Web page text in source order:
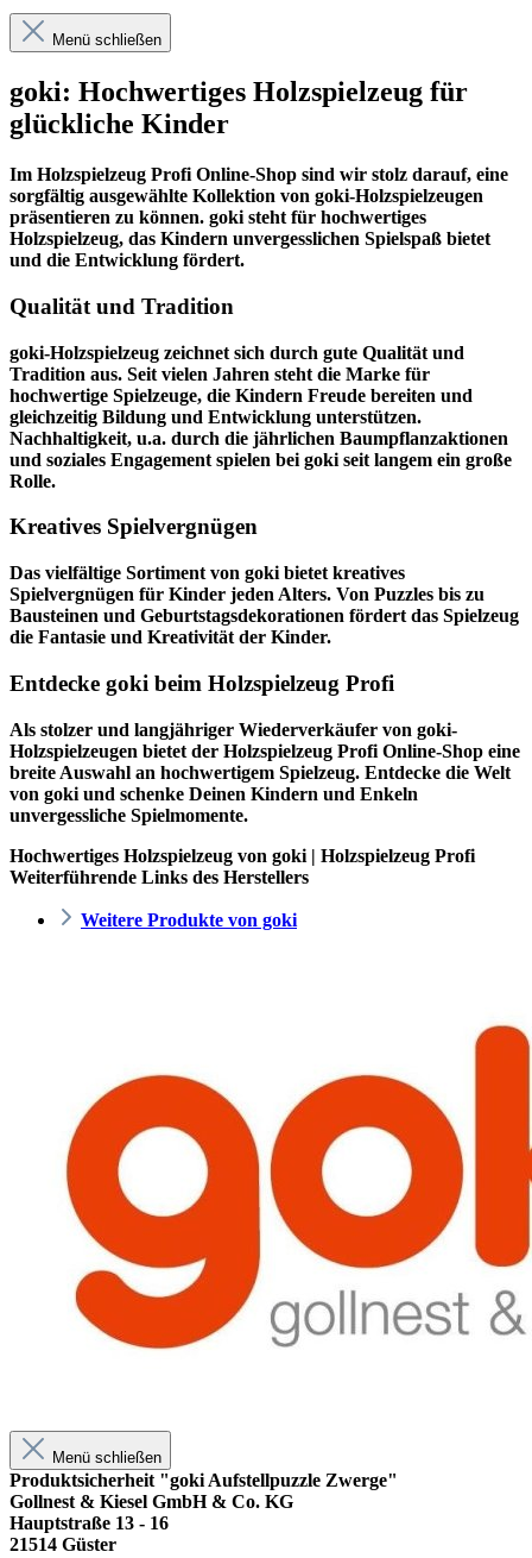
Menü schließen
goki: Hochwertiges Holzspielzeug für
glückliche Kinder
Im Holzspielzeug Profi Online-Shop sind wir stolz darauf, eine
sorgfältig ausgewählte Kollektion von goki-Holzspielzeugen
präsentieren zu können. goki steht für hochwertiges
Holzspielzeug, das Kindern unvergesslichen Spielspaß bietet
und die Entwicklung fördert.
Qualität und Tradition
goki-Holzspielzeug zeichnet sich durch gute Qualität und
Tradition aus. Seit vielen Jahren steht die Marke für
hochwertige Spielzeuge, die Kindern Freude bereiten und
gleichzeitig Bildung und Entwicklung unterstützen.
Nachhaltigkeit, u.a. durch die jährlichen Baumpflanzaktionen
und soziales Engagement spielen bei goki seit langem ein große
Rolle.
Kreatives Spielvergnügen
Das vielfältige Sortiment von goki bietet kreatives
Spielvergnügen für Kinder jeden Alters. Von Puzzles bis zu
Bausteinen und Geburtstagsdekorationen fördert das Spielzeug
die Fantasie und Kreativität der Kinder.
Entdecke goki beim Holzspielzeug Profi
Als stolzer und langjähriger Wiederverkäufer von goki-
Holzspielzeugen bietet der Holzspielzeug Profi Online-Shop eine
breite Auswahl an hochwertigem Spielzeug. Entdecke die Welt
von goki und schenke Deinen Kindern und Enkeln
unvergessliche Spielmomente.
Hochwertiges Holzspielzeug von goki | Holzspielzeug Profi
Weiterführende Links des Herstellers
Weitere Produkte von goki
Menü schließen
Produktsicherheit "goki Aufstellpuzzle Zwerge"
Gollnest & Kiesel GmbH & Co. KG
Hauptstraße 13 - 16
21514 Güster